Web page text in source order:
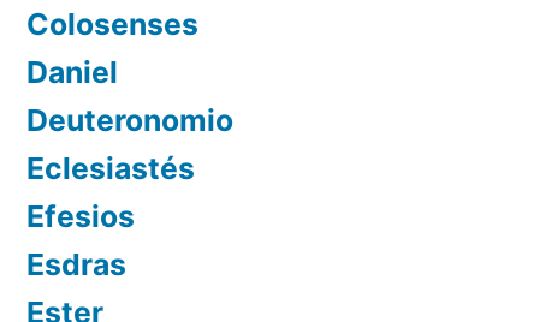
Colosenses
Daniel
Deuteronomio
Eclesiastés
Efesios
Esdras
Ester